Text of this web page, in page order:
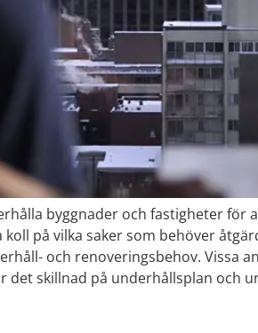
byggnader och fastigheter
på vilka saker som behöver
och renoveringsbehov. Vissa
det skillnad på underhållsplan och